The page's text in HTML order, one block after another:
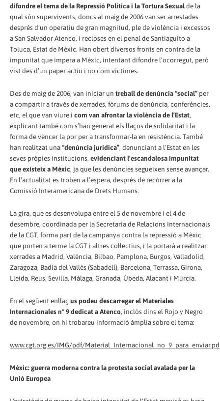
difondre el tema de la Repressió Política i la Tortura Sexualde la
qual són supervivents, doncs al maig de 2006 van ser arrestades
després d’un operatiu de gran magnitud, ple de violència i excessos
a San Salvador Atenco, i recloses en el penal de Santiaguito a
Toluca, Estat de Mèxic. Han obert diversos fronts en contra de la
impunitat que impera a Mèxic, intentant difondre l’ocorregut, però
vist des d’un paper actiu i no com víctimes.
Des de maig de 2006, van iniciar un treball de denúncia “social” per
a compartir a través de xerrades, fòrums de denúncia, conferències,
etc, el que van viure i com van afrontar la violència de l’Estat,
explicant també com s’han generat els llaços de solidaritat i la
forma de vèncer la por per a transformar-la en resistència. També
han realitzat una“denúncia jurídica”, denunciant a l’Estat en les
seves pròpies institucions, evidenciant l’escandalosa impunitat
que existeix a Mèxic, ja que les denúncies segueixen sense avançar.
En l’actualitat es troben a l’espera, després de recórrer a la
Comissió Interamericana de Drets Humans.
La gira, que es desenvolupa entre el 5 de novembre i el 4 de
desembre, coordinada per la Secretaria de Relacions Internacionals
de la CGT, forma part de la campanya contra la repressió a Mèxic
que porten a terme la CGT i altres col·lectius, i la portarà a realitzar
xerrades a Madrid, València, Bilbao, Pamplona, Burgos, Valladolid,
Zaragoza, Badía del Vallés (Sabadell), Barcelona, Terrassa, Girona,
Lleida, Reus, Sevilla, Màlaga, Granada, Úbeda, Alacant i Múrcia.
En el següent enllaç us podeu descarregar el Materiales
Internacionales nº 9 dedicat a Atenco, inclòs dins el Rojo y Negro
de novembre, on hi trobareu informació àmplia sobre el tema:
www.cgt.org.es/IMG/pdf/
Mèxic: guerra moderna contra la protesta social avalada per la
Unió Europea